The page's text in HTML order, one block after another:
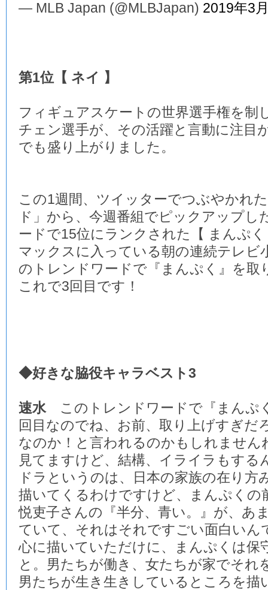
— MLB Japan (@MLBJapan) 2019年3
第1位【 ネイ 】
フィギュアスケートの世界選手権を制
チェン選手が、その活躍と言動に注目
でも盛り上がりました。
この1週間、ツイッターでつぶやかれ
ド」から、今週番組でピックアップし
ードで15位にランクされた【 まんぷ
マックスに入っている朝の連続テレビ
のトレンドワードで『まんぷく』を取
これで3回目です！
◆好きな脇役キャラベスト3
速水このトレンドワードで『まんぷ
回目なのでね、お前、取り上げすぎだ
なのか！と言われるのかもしれません
見てますけど、結構、イライラもする
ドラというのは、日本の家族の在り方
描いてくるわけですけど、まんぷくの
悦吏子さんの『半分、青い。』が、あ
ていて、それはそれですごい面白いん
心に描いていただけに、まんぷくは保
と。男たちが働き、女たちが家でそれ
男たちが生き生きしているところを描